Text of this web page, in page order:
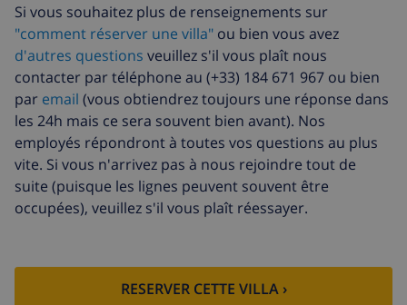
Si vous souhaitez plus de renseignements sur
"comment réserver une villa" ou bien vous avez
d'autres questions veuillez s'il vous plaît nous
contacter par téléphone au (+33) 184 671 967 ou bien
par email (vous obtiendrez toujours une réponse dans
les 24h mais ce sera souvent bien avant). Nos
employés répondront à toutes vos questions au plus
vite. Si vous n'arrivez pas à nous rejoindre tout de
suite (puisque les lignes peuvent souvent être
occupées), veuillez s'il vous plaît réessayer.
RESERVER CETTE VILLA ›